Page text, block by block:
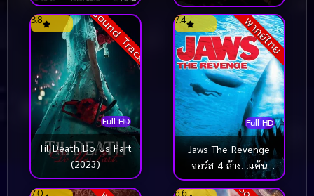
เฟยหง คุณป้าเลือดเหล็ก
ทั้งสิบสาม (2024)
Sound Track
Full HD
3.8
Til Death Do Us Part
(2023)
พากย์ไทย
Full HD
7.4
Jaws The Revenge
จอว์ส 4 ล้าง…แค้น
(1987)